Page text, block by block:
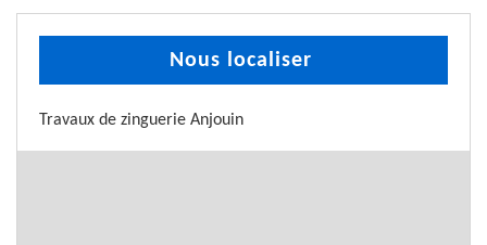
Nous localiser
Travaux de zinguerie Anjouin